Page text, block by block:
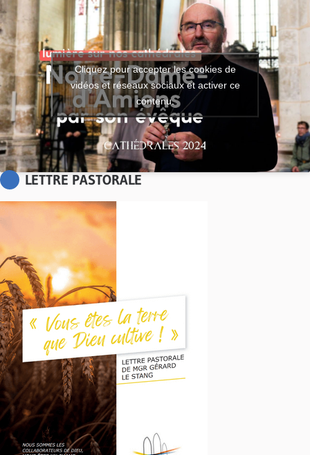
Cliquez pour accepter les cookies de
vidéos et réseaux sociaux et activer ce
contenu.
LETTRE PASTORALE